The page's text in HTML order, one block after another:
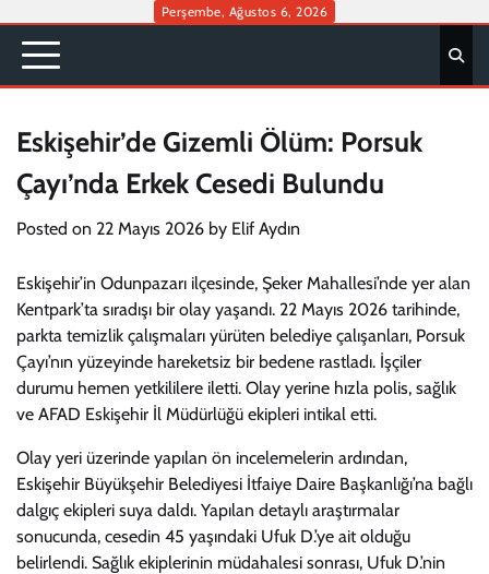
content
Perşembe, Ağustos 6, 2026
Eskişehir’de Gizemli Ölüm: Porsuk
Çayı’nda Erkek Cesedi Bulundu
Posted on 22 Mayıs 2026 by Elif Aydın
Eskişehir’in Odunpazarı ilçesinde, Şeker Mahallesi’nde yer alan
Kentpark’ta sıradışı bir olay yaşandı. 22 Mayıs 2026 tarihinde,
parkta temizlik çalışmaları yürüten belediye çalışanları, Porsuk
Çayı’nın yüzeyinde hareketsiz bir bedene rastladı. İşçiler
durumu hemen yetkililere iletti. Olay yerine hızla polis, sağlık
ve AFAD Eskişehir İl Müdürlüğü ekipleri intikal etti.
Olay yeri üzerinde yapılan ön incelemelerin ardından,
Eskişehir Büyükşehir Belediyesi İtfaiye Daire Başkanlığı’na bağlı
dalgıç ekipleri suya daldı. Yapılan detaylı araştırmalar
sonucunda, cesedin 45 yaşındaki Ufuk D.’ye ait olduğu
belirlendi. Sağlık ekiplerinin müdahalesi sonrası, Ufuk D.’nin